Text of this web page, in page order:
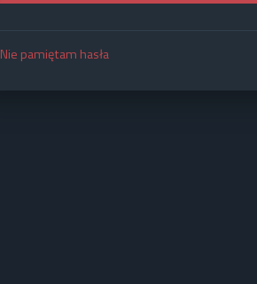
Nie pamiętam hasła